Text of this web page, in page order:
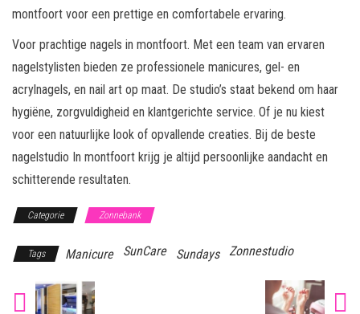
montfoort voor een prettige en comfortabele ervaring.
Voor prachtige nagels in montfoort. Met een team van ervaren
nagelstylisten bieden ze professionele manicures, gel- en
acrylnagels, en nail art op maat. De studio’s staat bekend om haar
hygiëne, zorgvuldigheid en klantgerichte service. Of je nu kiest
voor een natuurlijke look of opvallende creaties. Bij de beste
nagelstudio In montfoort krijg je altijd persoonlijke aandacht en
schitterende resultaten.
Categorie Zonnebank
Tags Manicure SunCare Sundays Zonnestudio